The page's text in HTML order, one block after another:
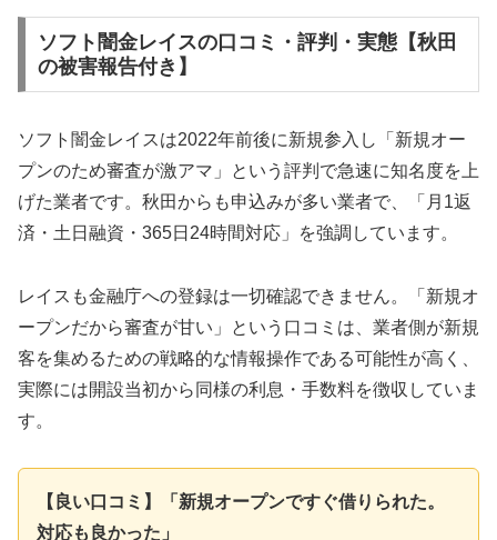
ソフト闇金レイスの口コミ・評判・実態【秋田
の被害報告付き】
ソフト闇金レイスは2022年前後に新規参入し「新規オー
プンのため審査が激アマ」という評判で急速に知名度を上
げた業者です。秋田からも申込みが多い業者で、「月1返
済・土日融資・365日24時間対応」を強調しています。
レイスも金融庁への登録は一切確認できません。「新規オ
ープンだから審査が甘い」という口コミは、業者側が新規
客を集めるための戦略的な情報操作である可能性が高く、
実際には開設当初から同様の利息・手数料を徴収していま
す。
【良い口コミ】「新規オープンですぐ借りられた。
対応も良かった」